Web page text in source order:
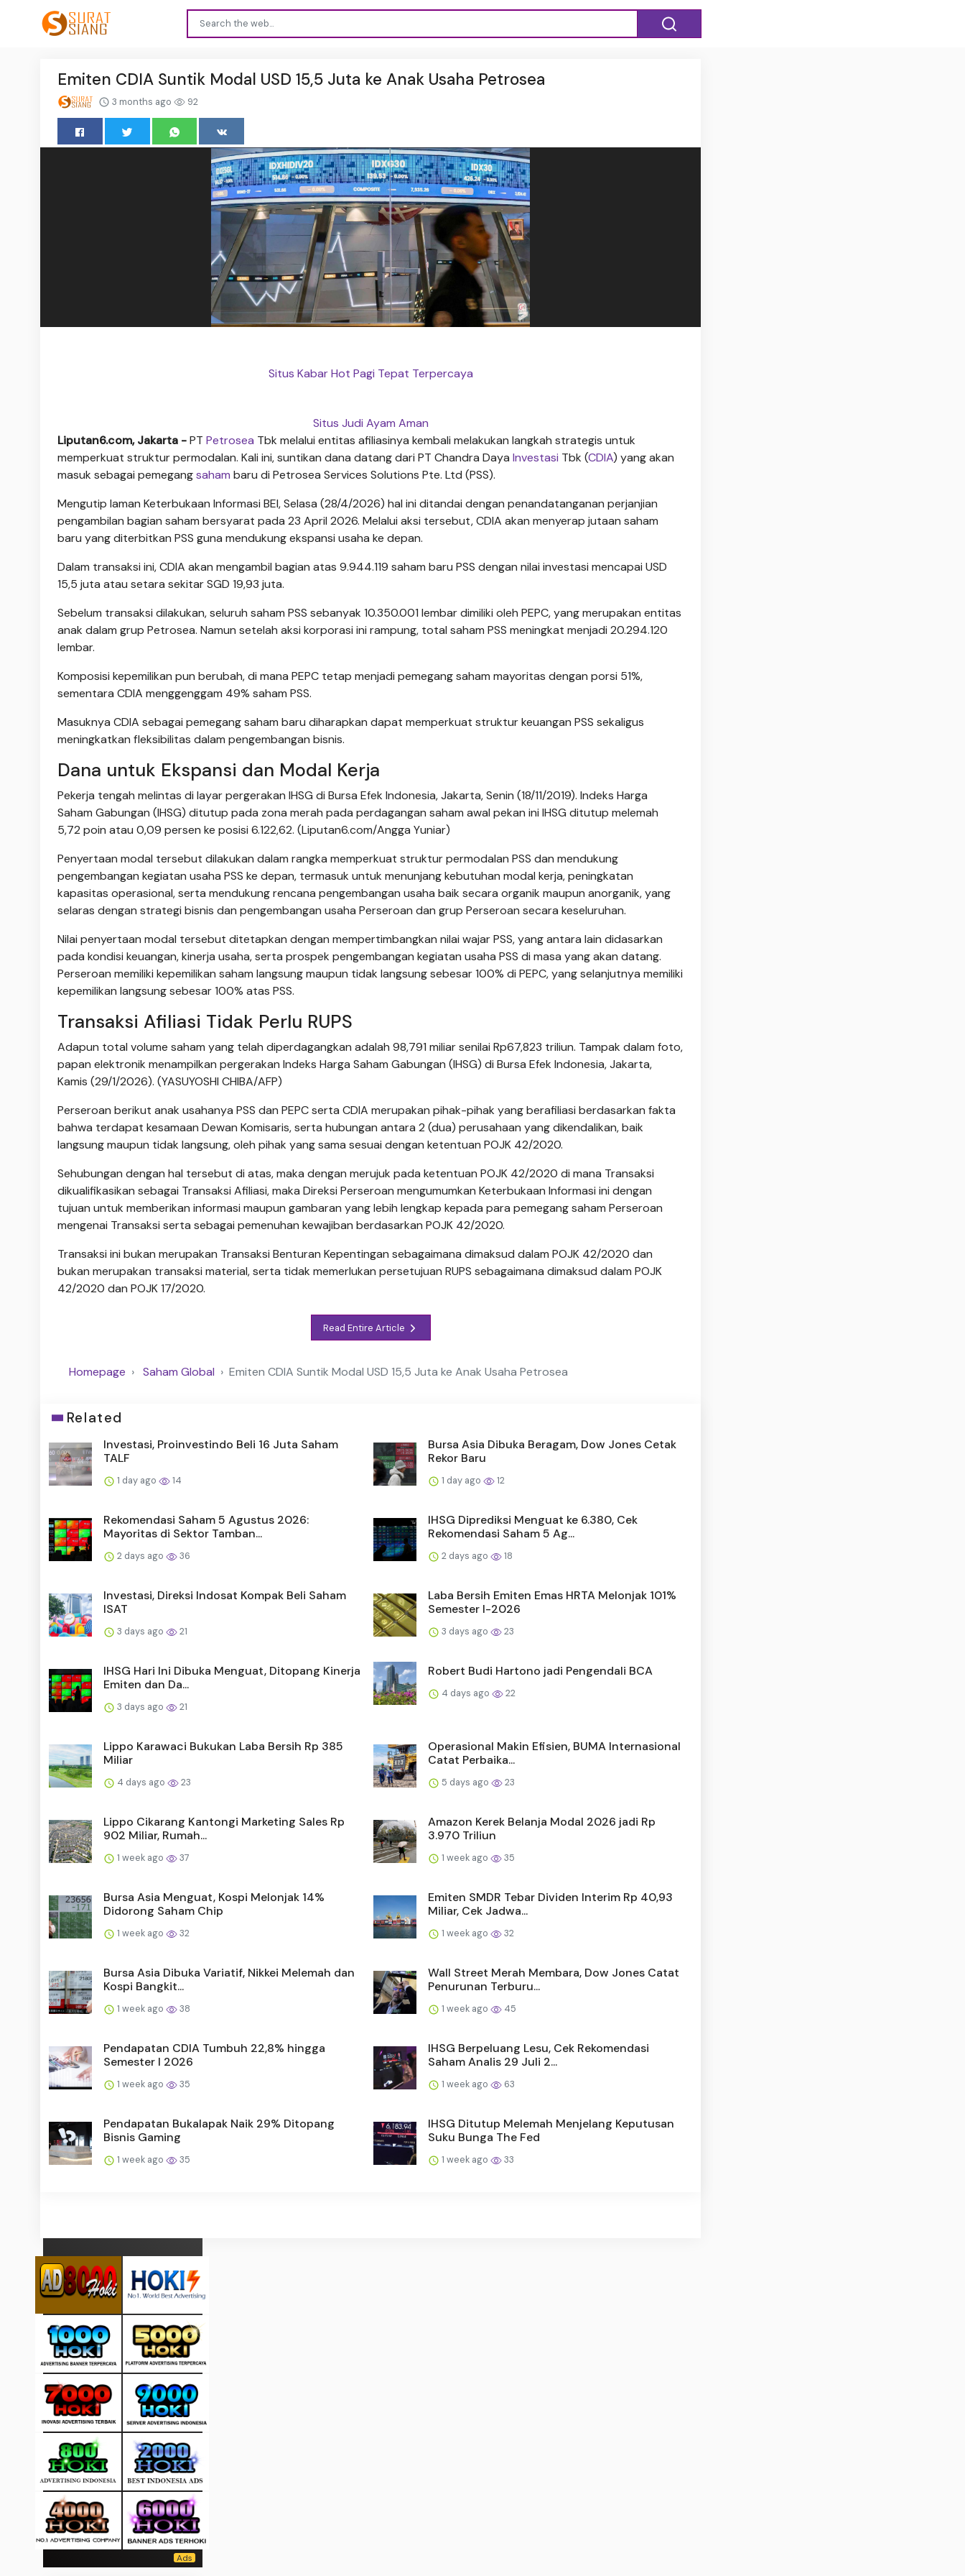
Emiten CDIA Suntik Modal USD 15,5 Juta ke Anak Usaha Petrosea
3 months ago 92
Situs Kabar Hot Pagi Tepat Terpercaya
Situs Judi Ayam Aman
Liputan6.com, Jakarta -PT Petrosea Tbk melalui entitas afiliasinya kembali melakukan langkah strategis untuk
memperkuat struktur permodalan. Kali ini, suntikan dana datang dari PT Chandra Daya Investasi Tbk (CDIA) yang akan
masuk sebagai pemegangsaham baru di Petrosea Services Solutions Pte. Ltd (PSS).
Mengutip laman Keterbukaan Informasi BEI, Selasa (28/4/2026) hal ini ditandai dengan penandatanganan perjanjian
pengambilan bagian saham bersyarat pada 23 April 2026. Melalui aksi tersebut, CDIA akan menyerap jutaan saham
baru yang diterbitkan PSS guna mendukung ekspansi usaha ke depan.
Dalam transaksi ini, CDIA akan mengambil bagian atas 9.944.119 saham baru PSS dengan nilai investasi mencapai USD
15,5 juta atau setara sekitar SGD 19,93 juta.
Sebelum transaksi dilakukan, seluruh saham PSS sebanyak 10.350.001 lembar dimiliki oleh PEPC, yang merupakan entitas
anak dalam grup Petrosea. Namun setelah aksi korporasi ini rampung, total saham PSS meningkat menjadi 20.294.120
lembar.
Komposisi kepemilikan pun berubah, di mana PEPC tetap menjadi pemegang saham mayoritas dengan porsi 51%,
sementara CDIA menggenggam 49% saham PSS.
Masuknya CDIA sebagai pemegang saham baru diharapkan dapat memperkuat struktur keuangan PSS sekaligus
meningkatkan fleksibilitas dalam pengembangan bisnis.
Dana untuk Ekspansi dan Modal Kerja
Pekerja tengah melintas di layar pergerakan IHSG di Bursa Efek Indonesia, Jakarta, Senin (18/11/2019). Indeks Harga
Saham Gabungan (IHSG) ditutup pada zona merah pada perdagangan saham awal pekan ini IHSG ditutup melemah
5,72 poin atau 0,09 persen ke posisi 6.122,62. (Liputan6.com/Angga Yuniar)
Penyertaan modal tersebut dilakukan dalam rangka memperkuat struktur permodalan PSS dan mendukung
pengembangan kegiatan usaha PSS ke depan, termasuk untuk menunjang kebutuhan modal kerja, peningkatan
kapasitas operasional, serta mendukung rencana pengembangan usaha baik secara organik maupun anorganik, yang
selaras dengan strategi bisnis dan pengembangan usaha Perseroan dan grup Perseroan secara keseluruhan.
Nilai penyertaan modal tersebut ditetapkan dengan mempertimbangkan nilai wajar PSS, yang antara lain didasarkan
pada kondisi keuangan, kinerja usaha, serta prospek pengembangan kegiatan usaha PSS di masa yang akan datang.
Perseroan memiliki kepemilikan saham langsung maupun tidak langsung sebesar 100% di PEPC, yang selanjutnya memiliki
kepemilikan langsung sebesar 100% atas PSS.
Transaksi Afiliasi Tidak Perlu RUPS
Adapun total volume saham yang telah diperdagangkan adalah 98,791 miliar senilai Rp67,823 triliun. Tampak dalam foto,
papan elektronik menampilkan pergerakan Indeks Harga Saham Gabungan (IHSG) di Bursa Efek Indonesia, Jakarta,
Kamis (29/1/2026). (YASUYOSHI CHIBA/AFP)
Perseroan berikut anak usahanya PSS dan PEPC serta CDIA merupakan pihak-pihak yang berafiliasi berdasarkan fakta
bahwa terdapat kesamaan Dewan Komisaris, serta hubungan antara 2 (dua) perusahaan yang dikendalikan, baik
langsung maupun tidak langsung, oleh pihak yang sama sesuai dengan ketentuan POJK 42/2020.
Sehubungan dengan hal tersebut di atas, maka dengan merujuk pada ketentuan POJK 42/2020 di mana Transaksi
dikualifikasikan sebagai Transaksi Afiliasi, maka Direksi Perseroan mengumumkan Keterbukaan Informasi ini dengan
tujuan untuk memberikan informasi maupun gambaran yang lebih lengkap kepada para pemegang saham Perseroan
mengenai Transaksi serta sebagai pemenuhan kewajiban berdasarkan POJK 42/2020.
Transaksi ini bukan merupakan Transaksi Benturan Kepentingan sebagaimana dimaksud dalam POJK 42/2020 dan
bukan merupakan transaksi material, serta tidak memerlukan persetujuan RUPS sebagaimana dimaksud dalam POJK
42/2020 dan POJK 17/2020.
Read Entire Article
Homepage Saham Global Emiten CDIA Suntik Modal USD 15,5 Juta ke Anak Usaha Petrosea
Related
Investasi, Proinvestindo Beli 16 Juta Saham
TALF
1 day ago 14
Bursa Asia Dibuka Beragam, Dow Jones Cetak
Rekor Baru
1 day ago 12
Rekomendasi Saham 5 Agustus 2026:
Mayoritas di Sektor Tamban...
2 days ago 36
IHSG Diprediksi Menguat ke 6.380, Cek
Rekomendasi Saham 5 Ag...
2 days ago 18
Investasi, Direksi Indosat Kompak Beli Saham
ISAT
3 days ago 21
Laba Bersih Emiten Emas HRTA Melonjak 101%
Semester I-2026
3 days ago 23
IHSG Hari Ini Dibuka Menguat, Ditopang Kinerja
Emiten dan Da...
3 days ago 21
Robert Budi Hartono jadi Pengendali BCA
4 days ago 22
Lippo Karawaci Bukukan Laba Bersih Rp 385
Miliar
4 days ago 23
Operasional Makin Efisien, BUMA Internasional
Catat Perbaika...
5 days ago 23
Lippo Cikarang Kantongi Marketing Sales Rp
902 Miliar, Rumah...
1 week ago 37
Amazon Kerek Belanja Modal 2026 jadi Rp
3.970 Triliun
1 week ago 35
Bursa Asia Menguat, Kospi Melonjak 14%
Didorong Saham Chip
1 week ago 32
Emiten SMDR Tebar Dividen Interim Rp 40,93
Miliar, Cek Jadwa...
1 week ago 32
Bursa Asia Dibuka Variatif, Nikkei Melemah dan
Kospi Bangkit...
1 week ago 38
Wall Street Merah Membara, Dow Jones Catat
Penurunan Terburu...
1 week ago 45
Pendapatan CDIA Tumbuh 22,8% hingga
Semester I 2026
1 week ago 35
IHSG Berpeluang Lesu, Cek Rekomendasi
Saham Analis 29 Juli 2...
1 week ago 63
Pendapatan Bukalapak Naik 29% Ditopang
Bisnis Gaming
1 week ago 35
IHSG Ditutup Melemah Menjelang Keputusan
Suku Bunga The Fed
1 week ago 33